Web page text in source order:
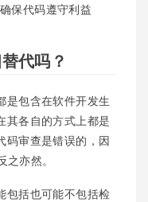
保代码遵守利益
代吗？
是包含在软件开发生
其各自的方式上都是
码审查是错误的，因
亦然。
包括也可能不包括检